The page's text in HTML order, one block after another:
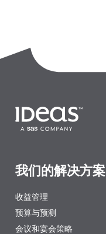
我们的解决方案
收益管理
预算与预测
会议和宴会策略